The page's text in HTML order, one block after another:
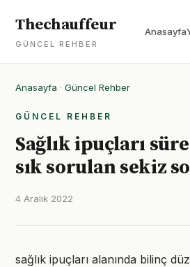
Thechauffeur
GÜNCEL REHBER
Anasayfa
Anasayfa · Güncel Rehber
GÜNCEL REHBER
Sağlık ipuçları
sık sorulan sekiz
4 Aralık 2022
sağlık ipuçları alanında bilinç